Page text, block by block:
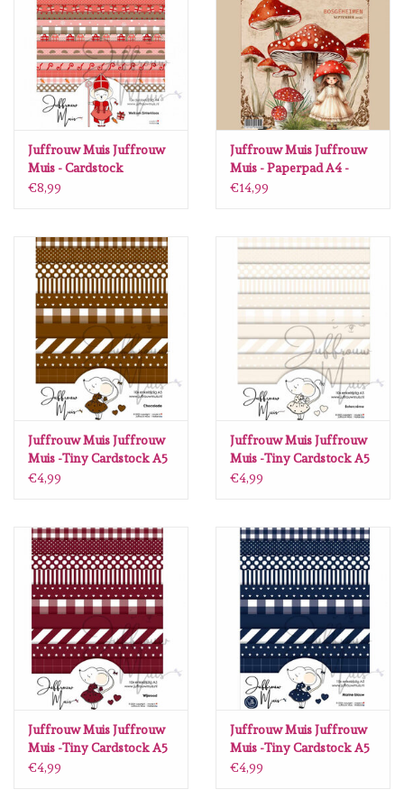
diversen
embossingpoeders
inkleurbenodigdheden
Lint
gereedschap
stansmachine en toebehoren
schudmateriaal
Lesia Zgharda
Magnolia
OLO Markers
Impronte D'autore
Uitverkoop
Siliconen mal
Juffrouw Muis Juffrouw
Muis - Cardstock
paperpad A4 - Welkom
€8,99
Juffrouw Muis Juffrouw
Muis - Paperpad A4 -
Bosgeheimen
€14,99
Juffrouw Muis Juffrouw
Muis -Tiny Cardstock A5
- Chocolade
€4,99
Juffrouw Muis Juffrouw
Muis -Tiny Cardstock A5
- Botercreme
€4,99
Juffrouw Muis Juffrouw
Muis -Tiny Cardstock A5
- Wijnrood
€4,99
Juffrouw Muis Juffrouw
Muis -Tiny Cardstock A5
- Donkerblauw Silk
€4,99